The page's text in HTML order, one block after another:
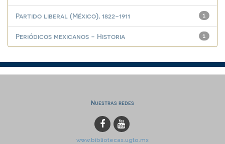
1
Partido liberal (México), 1822-1911
1
Periódicos mexicanos - Historia
Nuestras redes
www.bibliotecas.ugto.mx